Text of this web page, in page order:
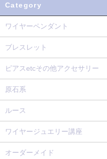
Category
ワイヤーペンダント
ブレスレット
ピアスetcその他アクセサリー
原石系
ルース
ワイヤージュエリー講座
オーダーメイド